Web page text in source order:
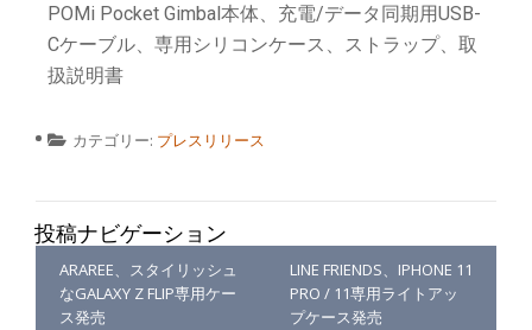
POMi Pocket Gimbal本体、充電/データ同期用USB-
Cケーブル、専用シリコンケース、ストラップ、取
扱説明書
カテゴリー: プレスリリース
投稿ナビゲーション
ARAREE、スタイリッシュ
なGALAXY Z FLIP専用ケー
ス発売
LINE FRIENDS、IPHONE 11
PRO / 11専用ライトアッ
プケース発売